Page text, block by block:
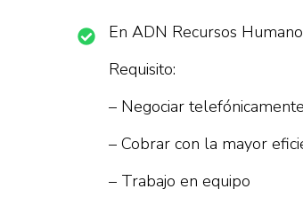
En ADN Recursos
Requisito:
– Negociar
– Cobrar con la mayor
– Trabajo en equipo